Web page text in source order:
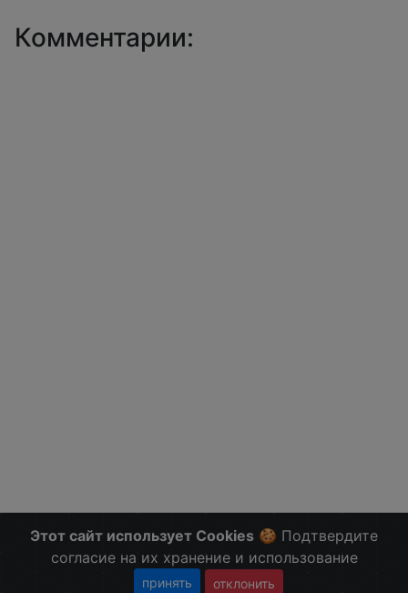
Комментарии:
Этот сайт использует Cookies 🍪 Подтвердите
согласие на их хранение и использование
принять отклонить